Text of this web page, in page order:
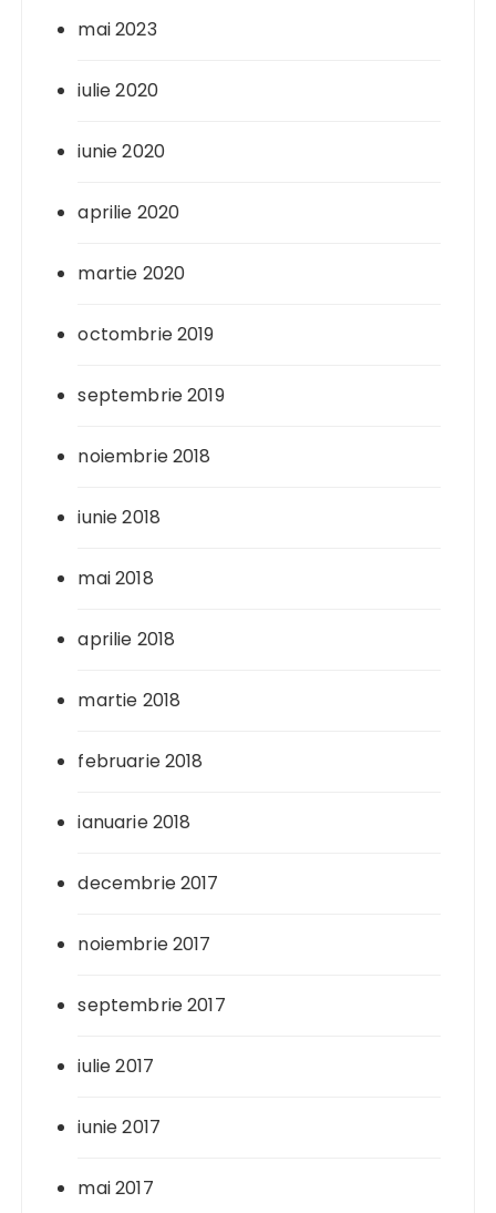
mai 2023
iulie 2020
iunie 2020
aprilie 2020
martie 2020
octombrie 2019
septembrie 2019
noiembrie 2018
iunie 2018
mai 2018
aprilie 2018
martie 2018
februarie 2018
ianuarie 2018
decembrie 2017
noiembrie 2017
septembrie 2017
iulie 2017
iunie 2017
mai 2017